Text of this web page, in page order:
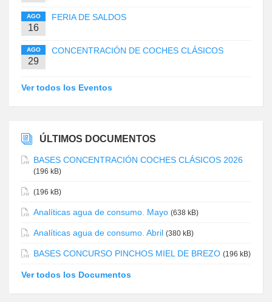
AGO
16
FERIA DE SALDOS
AGO
29
CONCENTRACIÓN DE COCHES CLÁSICOS
Ver todos los Eventos
ÚLTIMOS DOCUMENTOS
BASES CONCENTRACIÓN COCHES CLÁSICOS 2026
(196 kB)
(196 kB)
Analíticas agua de consumo. Mayo (638 kB)
Analíticas agua de consumo. Abril (380 kB)
BASES CONCURSO PINCHOS MIEL DE BREZO (196 kB)
Ver todos los Documentos